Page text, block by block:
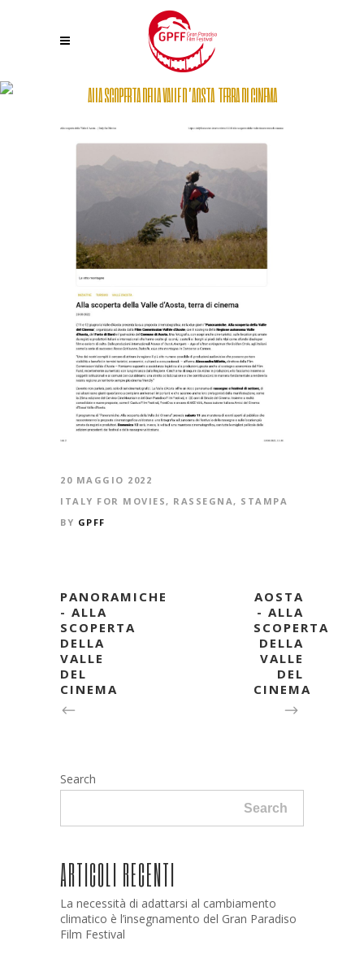
ALLA SCOPERTA DELLA VALLE D’AOSTA, TERRA DI CINEMA
20 MAGGIO 2022
ITALY FOR MOVIES, RASSEGNA, STAMPA
BY GPFF
PANORAMICHE
- ALLA
SCOPERTA
DELLA
VALLE
DEL
CINEMA
AOSTA
- ALLA
SCOPERTA
DELLA
VALLE
DEL
CINEMA
Search
Search
ARTICOLI RECENTI
La necessità di adattarsi al cambiamento
climatico è l’insegnamento del Gran Paradiso
Film Festival